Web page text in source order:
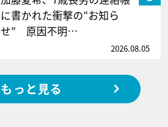
に書かれた衝撃の“お知ら
せ” 原因不明…
2026.08.05
もっと見る